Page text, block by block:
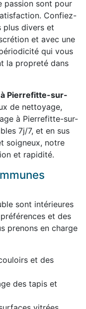
passion sont pour
Confiez-
plus divers et
et avec une
qui vous
la propreté dans
Pierrefitte-sur-
de nettoyage,
à Pierrefitte-sur-
7j/7, et en sus
soigneux, notre
et rapidité.
sont intérieures
et des
prenons en charge
et des
des tapis et